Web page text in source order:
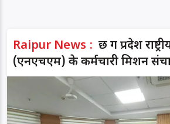
Raipur News : छ ग प्रदेश
(एनएचएम) के कर्मचारी मिशन